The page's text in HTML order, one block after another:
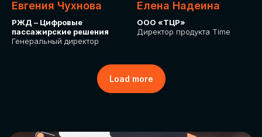
Евгения Чухнова
РЖД – Цифровые
пассажирские решения
Генеральный директор
Елена Надеина
ООО «ТЦР»
Директор продукта Time
Load more